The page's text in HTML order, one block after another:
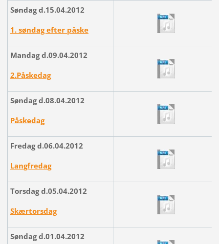
Søndag d.15.04.2012
1. søndag efter påske
Mandag d.09.04.2012
2.Påskedag
Søndag d.08.04.2012
Påskedag
Fredag d.06.04.2012
Langfredag
Torsdag d.05.04.2012
Skærtorsdag
Søndag d.01.04.2012